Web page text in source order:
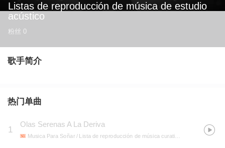
Listas de reproducción de música de estudio
acústico
粉丝 0
歌手简介
热门单曲
1
Olas Serenas A La Deriva
Musica Para Soñar / Lista de reproducción de música curativa / Listas de reproducción de música de estudio acústico